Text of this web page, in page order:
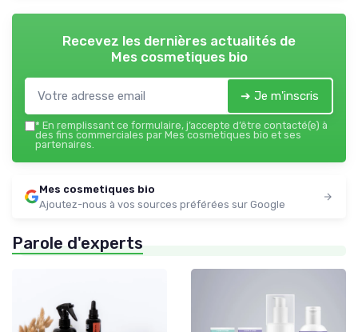
Recevez les dernières actualités de
Mes cosmetiques bio
➔ Je m'inscris
* En remplissant ce formulaire, j’accepte d’être contacté(e) à
des fins commerciales par Mes cosmetiques bio et ses
partenaires.
Mes cosmetiques bio
Ajoutez-nous à vos sources préférées sur Google
Parole d'experts